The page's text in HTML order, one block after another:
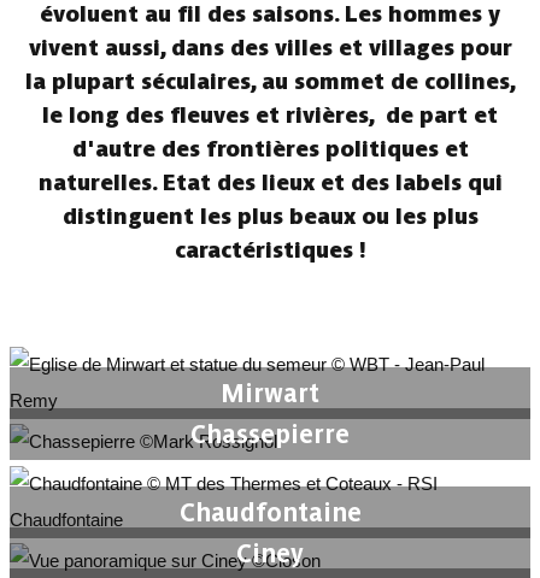
évoluent au fil des saisons. Les hommes y
vivent aussi, dans des villes et villagespour
la plupart séculaires, au sommet de collines,
le long des fleuves et rivières, de part et
d'autre des frontières politiques et
naturelles. Etat des lieux et des labels qui
distinguent les plus beaux ou les plus
caractéristiques !
Mirwart
Chassepierre
Chaudfontaine
Ciney